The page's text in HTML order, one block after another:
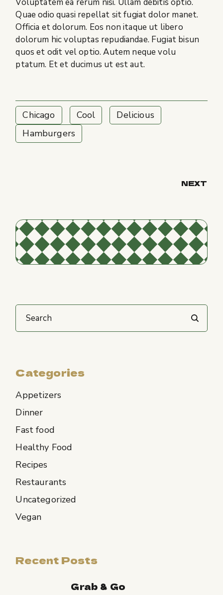
Voluptatem ea rerum nisi. Ullam debitis optio.
Quae odio quasi repellat sit fugiat dolor manet.
Officia et dolorum. Eos non itaque ut libero
dolorum hic voluptas repudiandae. Fugiat bisun
quos et odit vel optio. Autem neque volu
ptatum. Et et ducimus ut est aut.
Chicago Cool
Delicious
Hamburgers
NEXT
Categories
Appetizers
Dinner
Fast food
Healthy Food
Recipes
Restaurants
Uncategorized
Vegan
Recent Posts
Grab & Go